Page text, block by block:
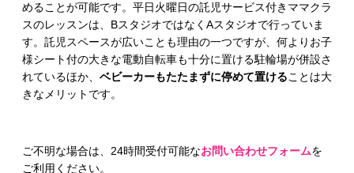
めることが可能です。平日火曜日の託児サービス付きママクラ
スのレッスンは、BスタジオではなくAスタジオで行っていま
す。託児スペースが広いことも理由の一つですが、何よりお子
様シート付の大きな電動自転車も十分に置ける駐輪場が併設さ
れているほか、 ベビーカーもたたまずに停めて置けることは大
きなメリットです。
ご不明な場合は、24時間受付可能なお問い合わせフォームを
ご利用ください。